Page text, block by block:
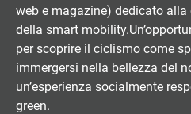
web e magazine) dedicato
della smart
per scoprire il ciclismo come
immergersi nella bellezza del
un’esperienza socialmente
green.